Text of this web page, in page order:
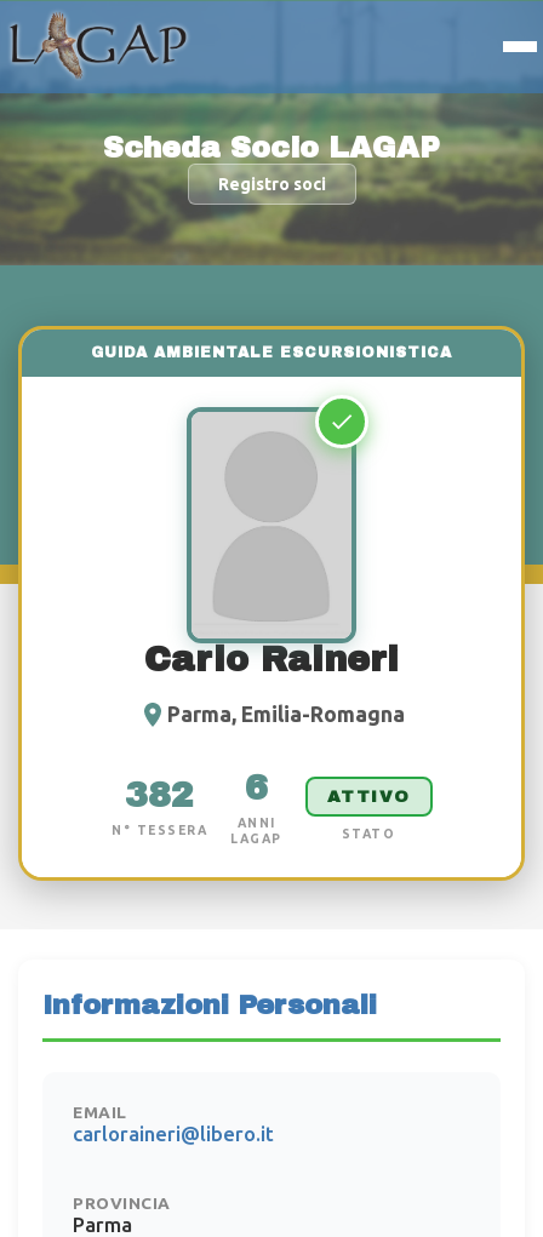
Scheda Socio LAGAP
Registro soci
Carlo Raineri
Parma, Emilia-Romagna
382
N° TESSERA
6
ANNI
LAGAP
ATTIVO
STATO
Informazioni Personali
EMAIL
carloraineri@libero.it
PROVINCIA
Parma